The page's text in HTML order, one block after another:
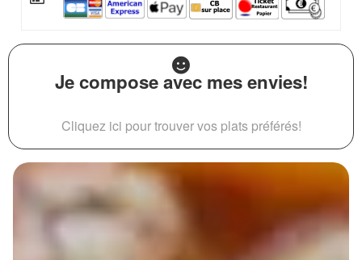
Je compose avec mes envies!
Cliquez ici pour trouver vos plats préférés!